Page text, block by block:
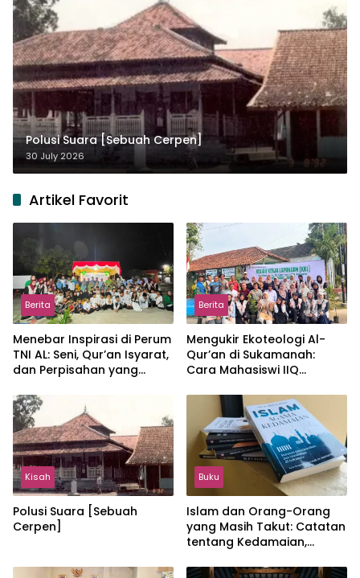
Polusi Suara [Sebuah Cerpen]
30 July 2026
Artikel Favorit
Berita
Menebar Inspirasi di Perum
TNI AL: Seni, Qur’an Isyarat,
dan Perpisahan yang
Berita
Mengukir Ekoteologi Al-
Qur’an di Sukamanah:
Cara Mahasiswi IIQ
Jonggol
Kisah
Polusi Suara [Sebuah
Cerpen]
Buku
Islam dan Orang-Orang
yang Masih Takut: Catatan
tentang Kedamaian,
dalam Pemikiran Masykuri